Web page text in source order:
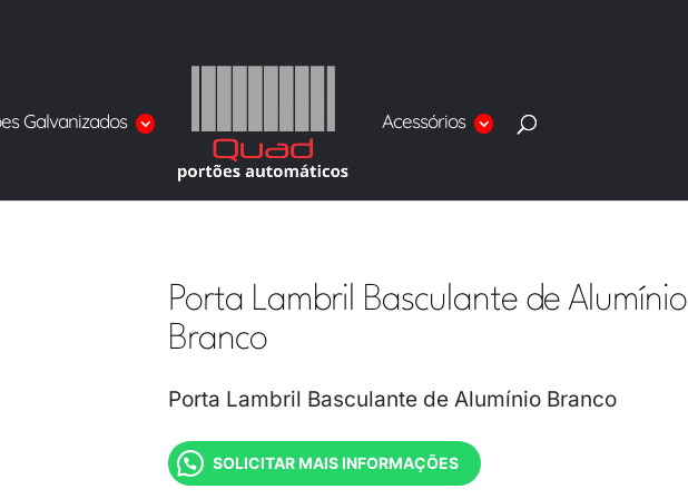
Galvanizados Acessórios
Porta Lambril Basculante de Alumínio
Branco
Porta Lambril Basculante de Alumínio Branco
SOLICITAR MAIS INFORMAÇÕES